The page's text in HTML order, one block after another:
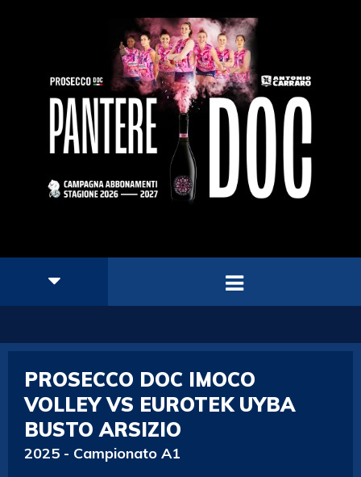
PROSECCO DOC IMOCO
VOLLEY VS EUROTEK UYBA
BUSTO ARSIZIO
2025 - Campionato A1